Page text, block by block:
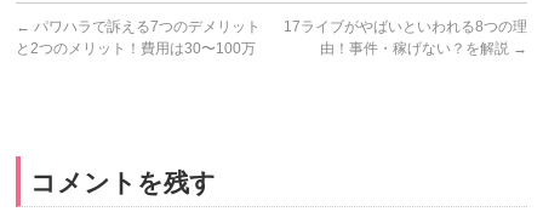
の名言とは！
イ！彼女はいる
の？結婚してる
← パワハラで訴える7つのデメリット
と2つのメリット！費用は30〜100万
17ライブがやばいといわれる8つの理
由！事件・稼げない？を解説 →
コメントを残す